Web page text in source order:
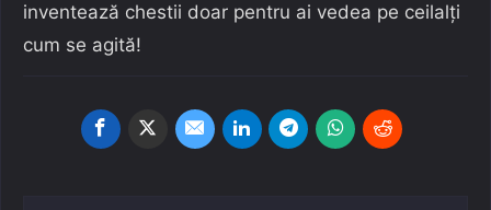
inventează chestii doar pentru ai vedea pe ceilalți
cum se agită!